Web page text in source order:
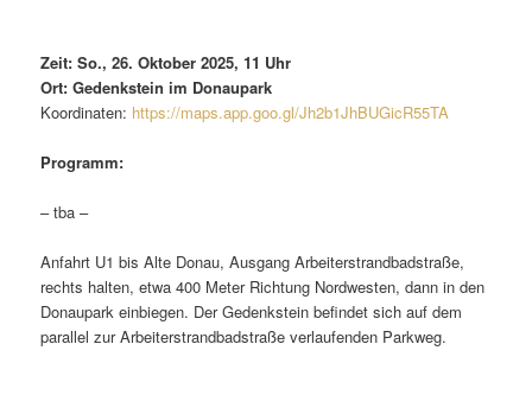
Zeit: So., 26. Oktober 2025, 11 Uhr
Ort: Gedenkstein im Donaupark
Koordinaten: https://maps.app.goo.gl/Jh2b1JhBUGicR55TA
Programm:
– tba –
Anfahrt U1 bis Alte Donau, Ausgang Arbeiterstrandbadstraße,
rechts halten, etwa 400 Meter Richtung Nordwesten, dann in den
Donaupark einbiegen. Der Gedenkstein befindet sich auf dem
parallel zur Arbeiterstrandbadstraße verlaufenden Parkweg.